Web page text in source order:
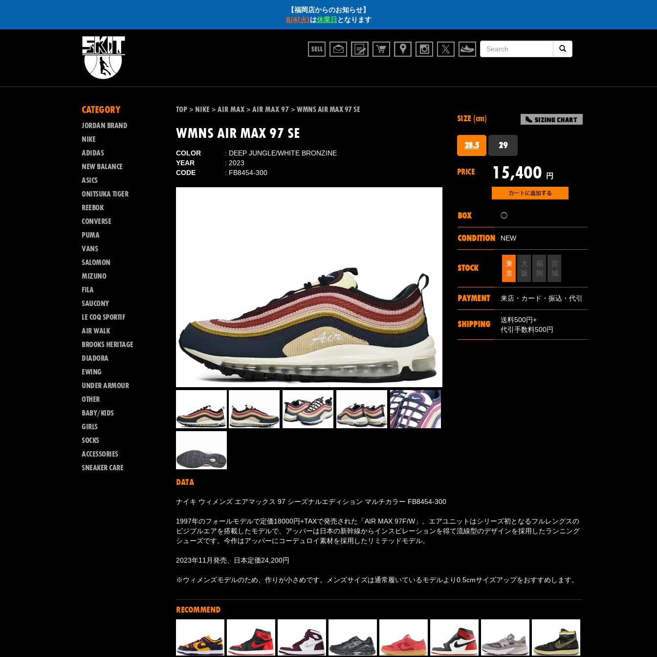
【福岡店からのお知らせ】
8/4(火)は休業日 となります
CATEGORY
JORDAN BRAND
NIKE
ADIDAS
NEW BALANCE
ASICS
ONITSUKA TIGER
REEBOK
CONVERSE
PUMA
VANS
SALOMON
MIZUNO
FILA
SAUCONY
LE COQ SPORTIF
AIR WALK
BROOKS HERITAGE
DIADORA
EWING
UNDER ARMOUR
OTHER
BABY/KIDS
GIRLS
SOCKS
ACCESSORIES
SNEAKER CARE
TOP > NIKE > AIR MAX > AIR MAX 97 > WMNS AIR MAX 97 SE
WMNS AIR MAX 97 SE
COLOR
DEEP JUNGLE/WHITE BRONZINE
YEAR
2023
CODE
FB8454-300
SIZE (cm)
28.5 29
PRICE 15,400 円
BOX ◯
CONDITION NEW
STOCK
東
京
大
阪
福
岡
宮
城
PAYMENT 来店・カード・振込・代引
SHIPPING
送料500円+
代引手数料500円
DATA
ナイキ ウィメンズ エアマックス 97 シーズナルエディション マルチカラー FB8454-300
1997年のフォールモデルで定価18000円+TAXで発売された「AIR MAX 97F/W」。エアユニットはシリーズ初となるフルレングスの
ビジブルエアを搭載したモデルで、アッパーは日本の新幹線からインスピレーションを得て流線型のデザインを採用したランニング
シューズです。今作はアッパーにコーデュロイ素材を採用したリミテッドモデル。
2023年11月発売、日本定価24,200円
※ウィメンズモデルのため、作りが小さめです。メンズサイズは通常履いているモデルより0.5cmサイズアップをおすすめします。
RECOMMEND